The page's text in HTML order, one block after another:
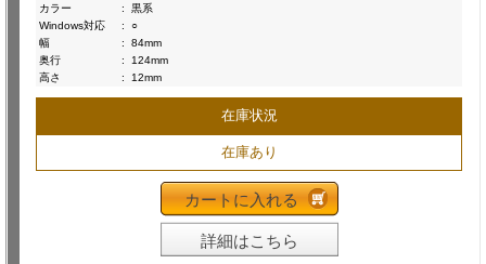
カラー
:
黒系
Windows対応
:
○
幅
:
84mm
奥行
:
124mm
高さ
: 12mm
在庫状況
在庫あり
カートに入れる
詳細はこちら